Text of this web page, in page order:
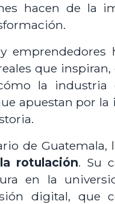
hacen de la
que inspiran,
la industria
apuestan por
de Guatemala,
rotulación. Su
en la
digital, que